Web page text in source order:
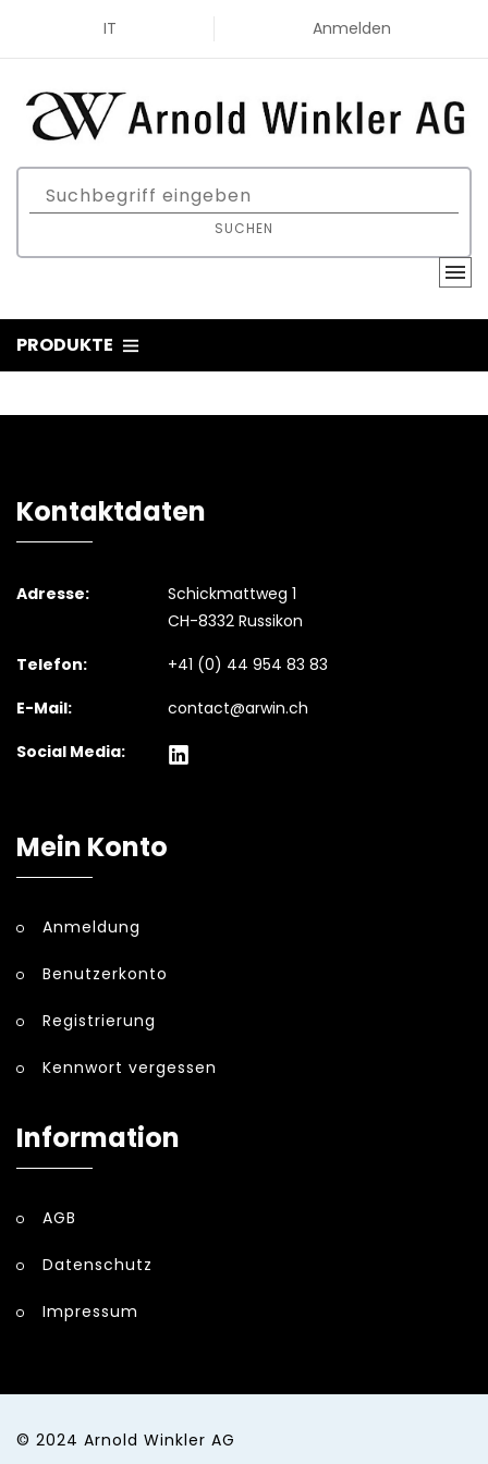
IT Anmelden
SUCHEN
PRODUKTE
Kontaktdaten
Adresse:
Schickmattweg 1
CH-8332 Russikon
Telefon:
+41 (0) 44 954 83 83
E-Mail:
contact@arwin.ch
Social Media:
Mein Konto
Anmeldung
Benutzerkonto
Registrierung
Kennwort vergessen
Information
AGB
Datenschutz
Impressum
© 2024 Arnold Winkler AG